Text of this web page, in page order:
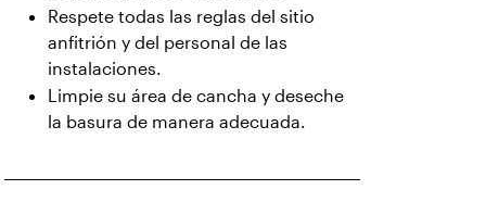
Respete todas las reglas del sitio
anfitrión y del personal de las
instalaciones.
Limpie su área de cancha y deseche
la basura de manera adecuada.